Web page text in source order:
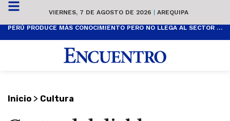
VIERNES, 7 DE AGOSTO DE 2026 | AREQUIPA
PERÚ PRODUCE MÁS CONOCIMIENTO PERO NO LLEGA AL SECTOR PRODUCTIVO
Inicio > Cultura